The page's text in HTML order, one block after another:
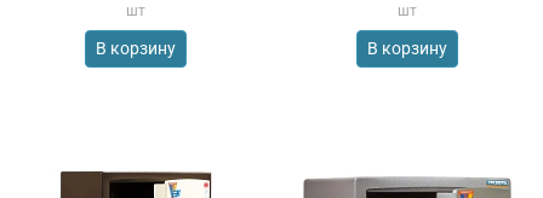
шт
В корзину
шт
В корзину